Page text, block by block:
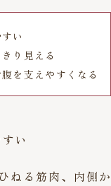
い
り見える
を支えやすくなる
い
ねる筋肉、内側か